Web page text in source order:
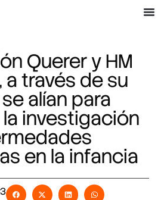
Querer y HM
través de su
alían para
la investigación
en la infancia